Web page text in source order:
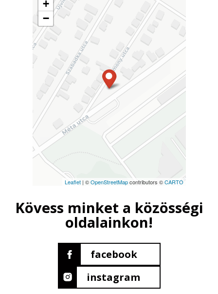
+
−
Leaflet| ©OpenStreetMapcontributors ©CARTO
Kövess minket a közösségi
oldalainkon!
facebook
instagram